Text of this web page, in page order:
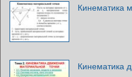
Кинематика
Кинематика